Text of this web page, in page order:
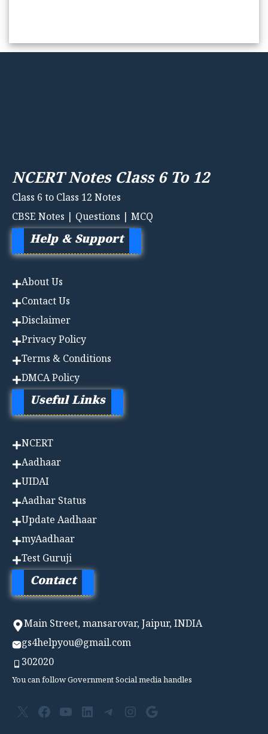
NCERT Notes Class 6 To 12
Class 6 to Class 12 Notes
CBSE Notes | Questions | MCQ
Help & Support
About Us
Contact Us
Disclaimer
Privacy Policy
Terms & Conditions
DMCA Policy
Useful Links
NCERT
Aadhaar
UIDAI
Aadhar Status
Update Aadhaar
myAadhaar
Test Guruji
Contact
Main Street, mansarovar, Jaipur, INDIA
gs4helpyou@gmail.com
302020
You can follow Government Social media handles
X Facebook
YouTube
LinkedIn
Telegram
Instagram
Google